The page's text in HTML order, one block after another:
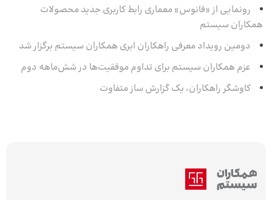
رونمایی از «فانوس» معماری رابط کاربری جدید محصولات
همکاران سیستم
دومین رویداد معرفی راهکاران ابری همکاران سیستم برگزار شد
عزم همکاران سیستم برای تداوم موفقیت‌ها در شش‌ماهه‌ دوم
کاوشگر راهکاران، یک گزارش ساز متفاوت